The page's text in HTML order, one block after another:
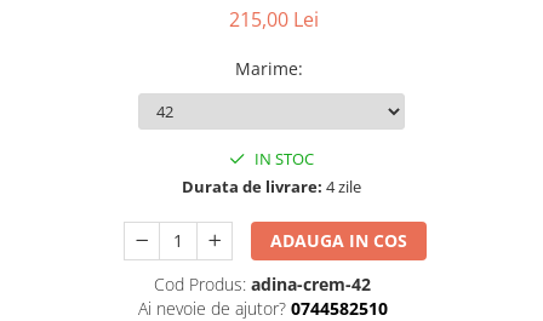
215,00 Lei
Marime:
IN STOC
Durata de livrare: 4 zile
ADAUGA IN COS
Cod Produs: adina-crem-42
Ai nevoie de ajutor? 0744582510